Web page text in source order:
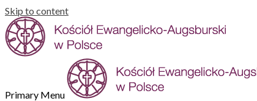
Skip to content
Primary Menu